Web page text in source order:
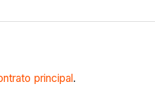
principal.